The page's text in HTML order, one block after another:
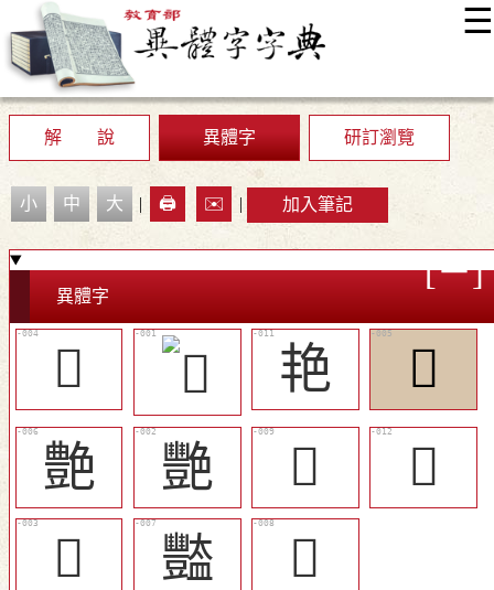
☰
最新消息
顯示模式
網站導覽
EN
解 說
異體字 研訂瀏覽
小 中 大 | 🖨️ ✉️ | 加入筆記
異體字
𡤩 艳
𦫢
艶
艷 󵩈
󵩊
󵩆
豓 󵩇